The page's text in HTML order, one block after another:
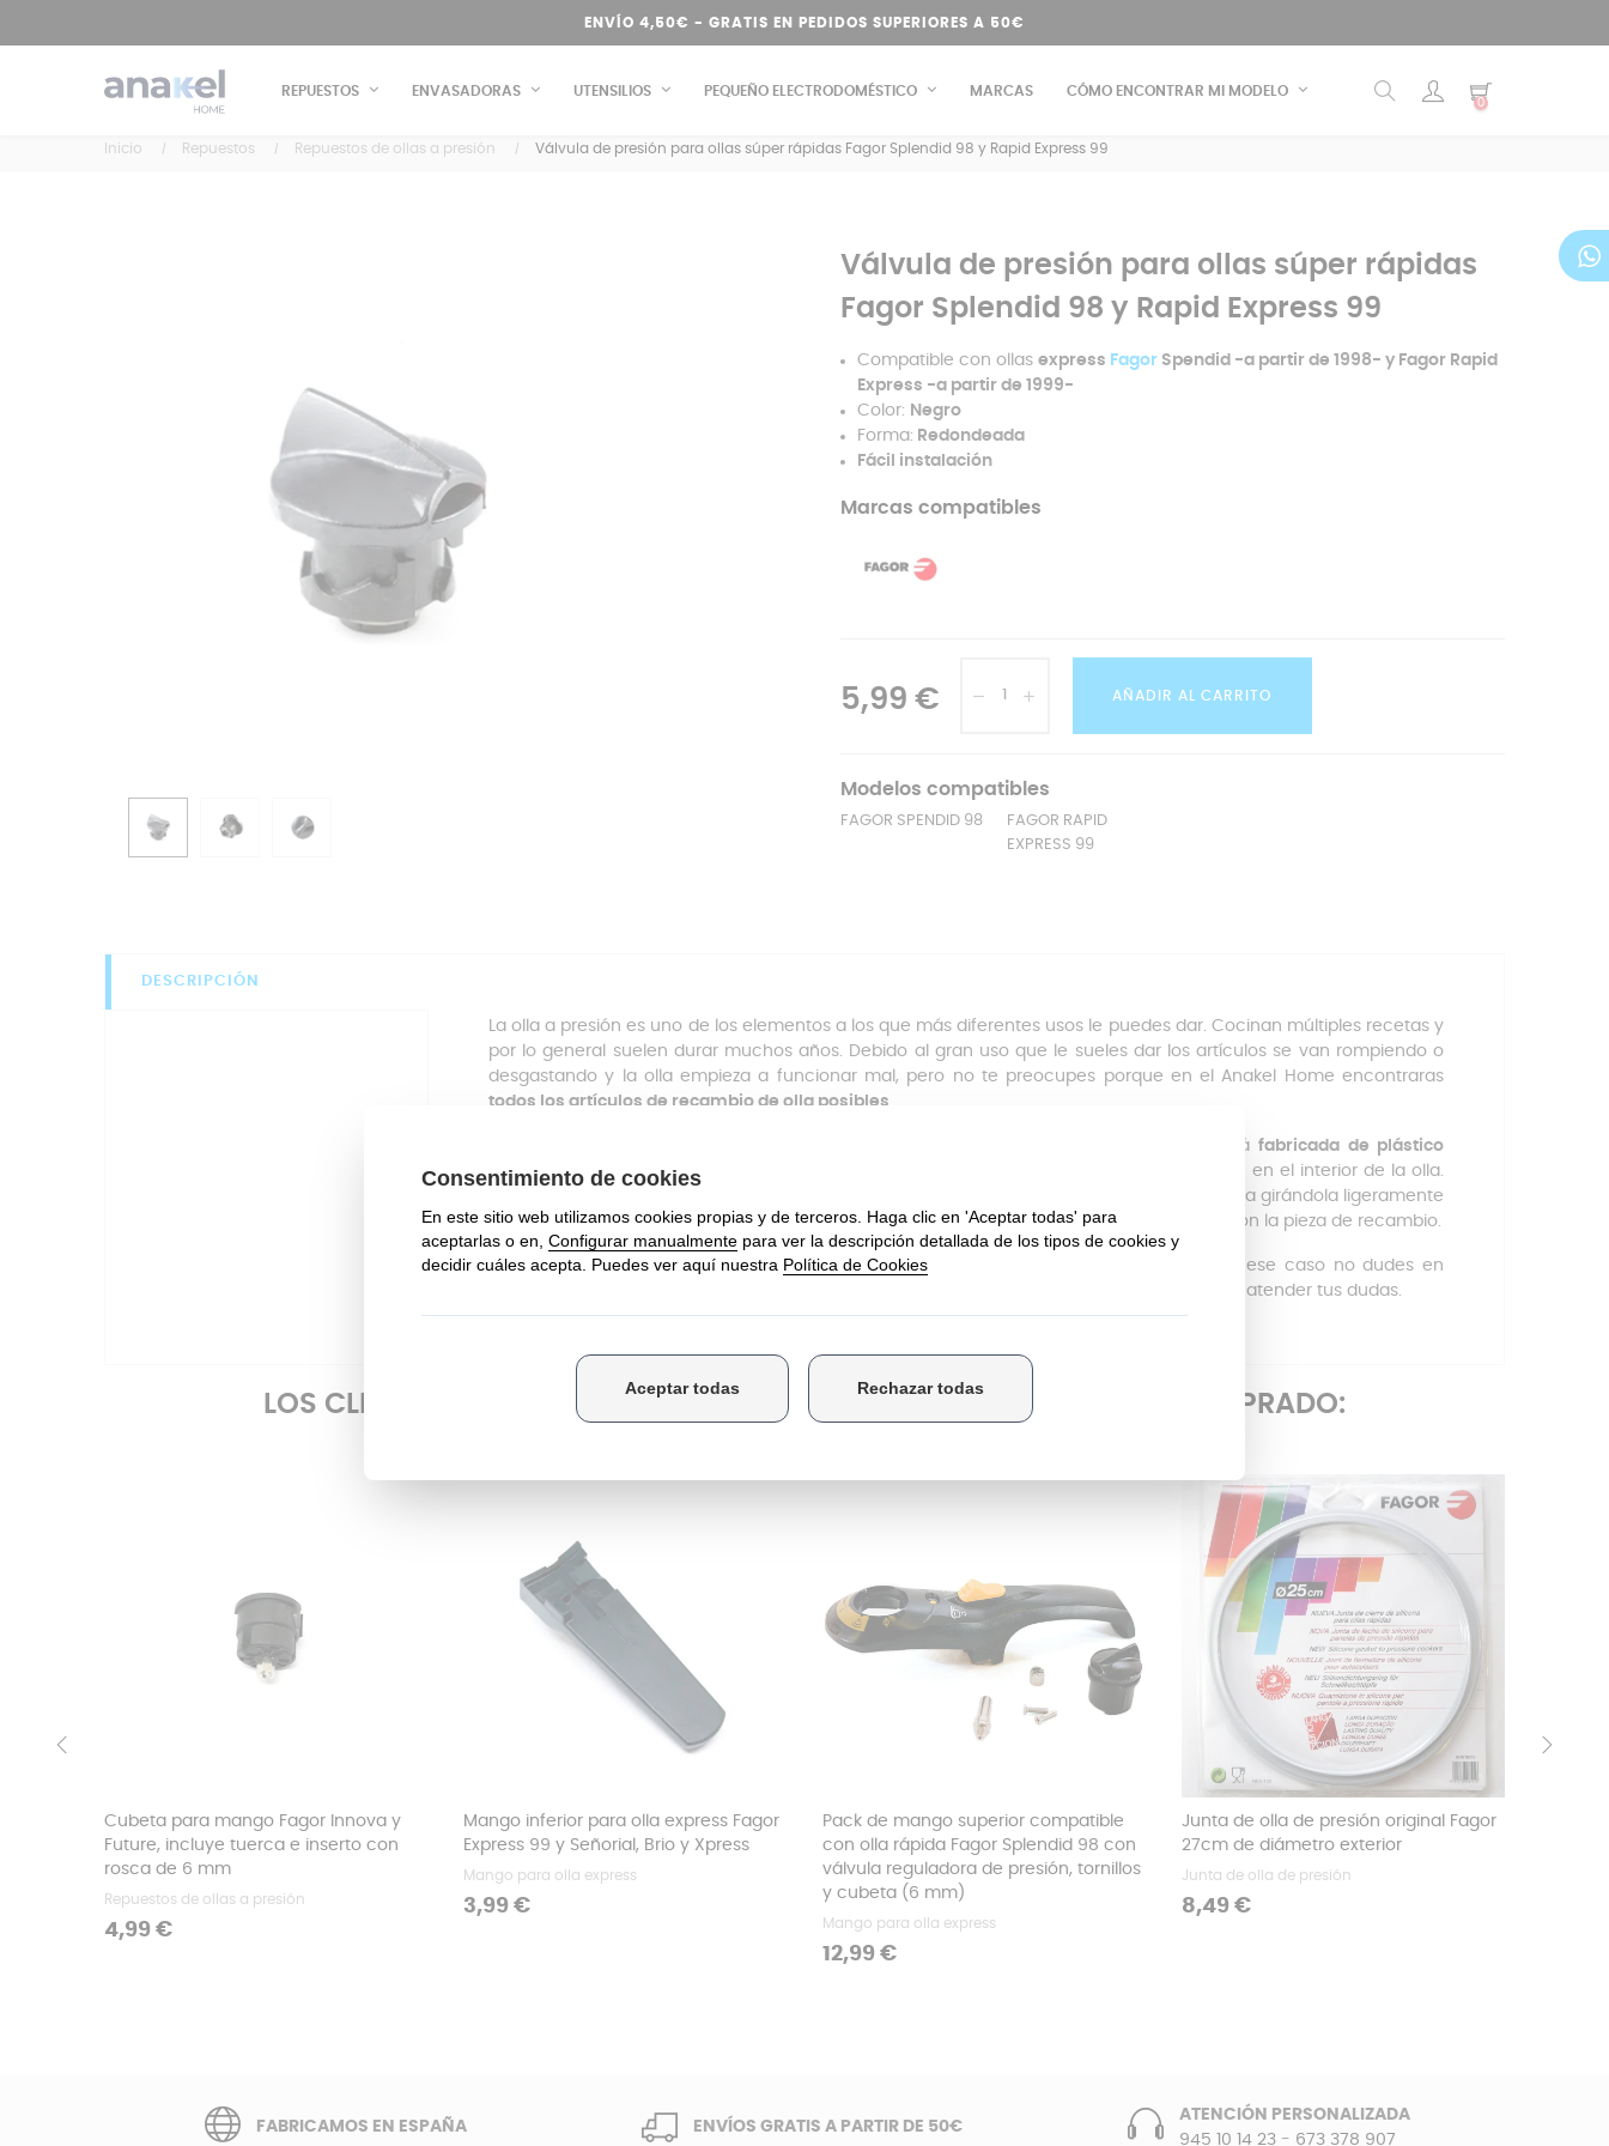
ENVÍO 4,50€ - GRATIS EN PEDIDOS SUPERIORES A 50€
REPUESTOS ENVASADORAS UTENSILIOS PEQUEÑO ELECTRODOMÉSTICO MARCAS CÓMO ENCONTRAR MI MODELO
0
Inicio Repuestos Repuestos de ollas a presión Válvula de presión para ollas súper rápidas Fagor Splendid 98 y Rapid Express 99
Válvula de presión para ollas súper rápidas
Fagor Splendid 98 y Rapid Express 99
Compatible con ollas express FagorSpendid -a partir de 1998- y Fagor Rapid
Express -a partir de 1999-
Color: Negro
Forma: Redondeada
Fácil instalación
Marcas compatibles
5,99 € AÑADIR AL CARRITO
Modelos compatibles
FAGOR SPENDID 98
FAGOR RAPID
EXPRESS 99
DESCRIPCIÓN
La olla a presión es uno de los elementos a los que más diferentes usos le puedes dar. Cocinan múltiples recetas y
por lo general suelen durar muchos años. Debido al gran uso que le sueles dar los artículos se van rompiendo o
desgastando y la olla empieza a funcionar mal, pero no te preocupes porque en el Anakel Home encontraras
todos los artículos de recambio de olla posibles
La válvula es uno de los mecanismos de seguridad más importantes de la olla y estáfabricada de plástico
resistente y duradero, para de esta forma aguantar las altas temperaturas que se logran en el interior de la olla.
, solo tendrás que tirar levemente de la pieza defectuosa girándola ligeramente
hasta que salga por completo de la tapa de la olla a presión y realizar el proceso inverso con la pieza de recambio.
En Anakel Home sabemos que encontrar el recambio para tu olla puede ser difícil. En ese caso no dudes en
ya que nuestros técnicos estarán encantados de poder atender tus dudas.
LOS CLIENTES QUE COMPRARON ESTE PRODUCTO TAMBIÉN HAN COMPRADO:
Cubeta para mango Fagor Innova y
Future, incluye tuerca e inserto con
rosca de 6 mm
Repuestos de ollas a presión
Precio
4,99 €
Mango inferior para olla express Fagor
Express 99 y Señorial, Brio y Xpress
Mango para olla express
Precio
3,99 €
Pack de mango superior compatible
con olla rápida Fagor Splendid 98 con
válvula reguladora de presión, tornillos
y cubeta (6 mm)
Mango para olla express
Precio
12,99 €
Junta de olla de presión original Fagor
27cm de diámetro exterior
Junta de olla de presión
Precio
8,49 €
FABRICAMOS EN ESPAÑA ENVÍOS GRATIS A PARTIR DE 50€
ATENCIÓN PERSONALIZADA
945 10 14 23 - 673 378 907